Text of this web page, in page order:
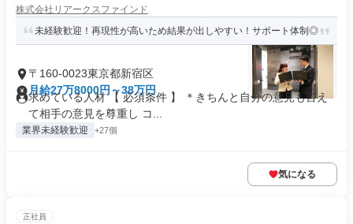
株式会社リアークスファインド
未経験歓迎！再現性が高いため結果が出しやすい！サポート体制◎
〒160-0023東京都新宿区
月給27万8000円～38万円
求めている人材 【 必須条件 】 ＊きちんと自分の意見も言え
て相手の意見を尊重し コ...
業界未経験歓迎 +27個
気になる
正社員